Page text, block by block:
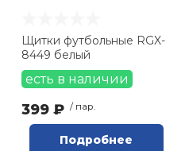
Щитки футбольные RGX-
8449 белый
есть в наличии
399 ₽ / пар.
Подробнее